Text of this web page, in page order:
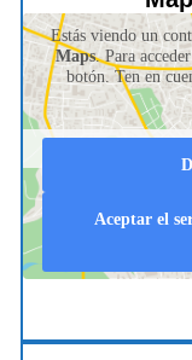
Estás viendo un
Maps. Para
botón. Ten en
Aceptar el